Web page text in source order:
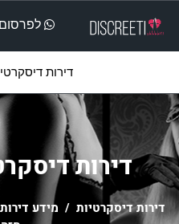
דירות
דירות
דירות דיסקרטיות / מידע